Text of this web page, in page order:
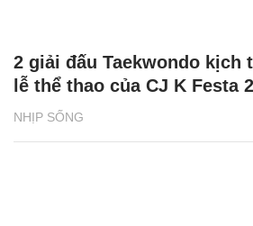
NHỊP SỐNG
2 giải đấu Taekwondo kịch
lễ thể thao của CJ K Festa